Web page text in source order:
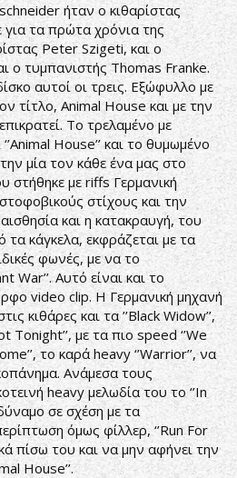
ήταν ο κιθαρίστας
τα πρώτα χρόνια της
Peter Szigeti, και ο
ο τυμπανιστής Thomas Franke.
αυτοί οι τρεις. Εξώφυλλο με
τίτλο, Animal House και με την
Το τρελαμένο με
House’’ και το θυμωμένο
την μία τον κάθε ένα μας στο
στήθηκε με riffs Γερμανική
στίχους και την
και η κατακραυγή, του
τα κάγκελα, εκφράζεται με τα
φωνές, με να το
War’’. Αυτό είναι και το
video clip. Η Γερμανική μηχανή
κιθάρες και τα ’’Black Widow’’,
Tonight’’, με τα πιο speed ‘’We
το καρά heavy ‘’Warrior’’, να
Ανάμεσα τους
heavy μελωδία του το ‘’In
σε σχέση με τα
όμως φίλλερ, ‘’Run For
πίσω του και να μην αφήνει την
House’’.